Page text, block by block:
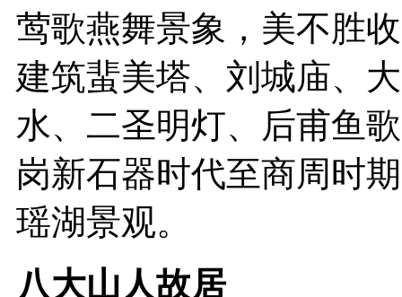
莺歌燕舞景象，美不胜
建筑蜚美塔、刘城庙、
水、二圣明灯、后甫鱼
岗新石器时代至商周时
瑶湖景观。
八大山人故居